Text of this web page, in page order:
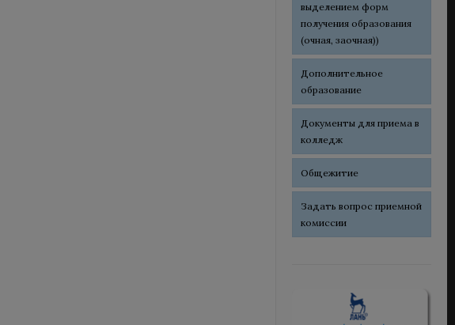
выделением форм
получения образования
(очная, заочная))
Дополнительное
образование
Документы для приема в
колледж
Общежитие
Задать вопрос приемной
комиссии